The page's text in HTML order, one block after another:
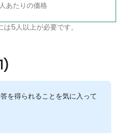
あたりの価格
5人以上が必要です。
を得られることを気に入って